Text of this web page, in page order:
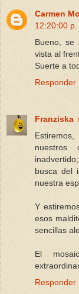
Carmen
12:20:00 p.
Bueno, se
vista al
Suerte a
Responder
Franziska
nuestros
busca del
nuestra
Y
esos
sencillas
El
Responder